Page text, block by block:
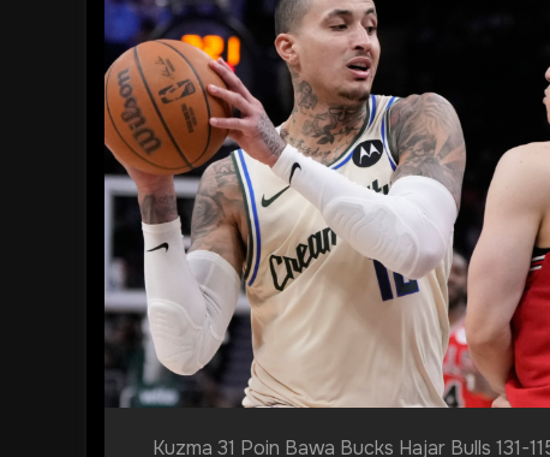
Kuzma 31 Poin Bawa Bucks Hajar Bulls 131-